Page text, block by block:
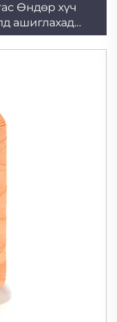
Өндөр хүч
ашиглахад